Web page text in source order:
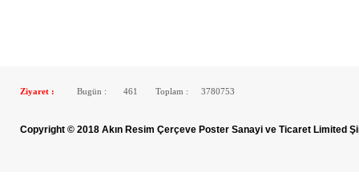
Ziyaret : Bugün : 461 Toplam : 3780753
Copyright © 2018 Akın Resim Çerçeve Poster Sanayi ve Ticaret Limited